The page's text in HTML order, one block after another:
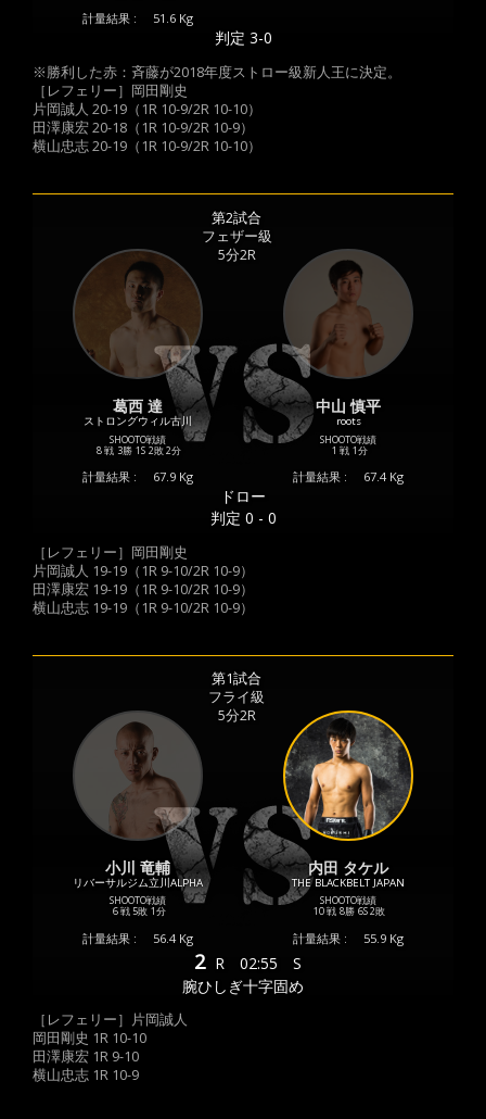
計量結果 : 51.6 Kg
判定 3-0
※勝利した赤：斉藤が2018年度ストロー級新人王に決定。
［レフェリー］岡田剛史
片岡誠人 20-19（1R 10-9/2R 10-10）
田澤康宏 20-18（1R 10-9/2R 10-9）
横山忠志 20-19（1R 10-9/2R 10-10）
第2試合
フェザー級
5分2R
葛西 達
ストロングウィル古川
SHOOTO戦績
8 戦 3勝 1S 2敗 2分
計量結果 : 67.9 Kg
中山 慎平
roots
SHOOTO戦績
1 戦 1分
計量結果 : 67.4 Kg
ドロー
判定 0 - 0
［レフェリー］岡田剛史
片岡誠人 19-19（1R 9-10/2R 10-9）
田澤康宏 19-19（1R 9-10/2R 10-9）
横山忠志 19-19（1R 9-10/2R 10-9）
第1試合
フライ級
5分2R
小川 竜輔
リバーサルジム立川ALPHA
SHOOTO戦績
6 戦 5敗 1分
計量結果 : 56.4 Kg
内田 タケル
THE BLACKBELT JAPAN
SHOOTO戦績
10 戦 8勝 6S 2敗
計量結果 : 55.9 Kg
2 R 02:55
S
腕ひしぎ十字固め
［レフェリー］片岡誠人
岡田剛史 1R 10-10
田澤康宏 1R 9-10
横山忠志 1R 10-9